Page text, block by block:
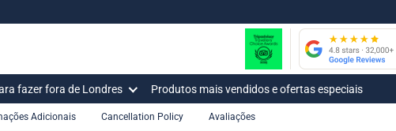
fazer fora de Londres Produtos mais vendidos e ofertas especiais
Adicionais Cancellation Policy Avaliações